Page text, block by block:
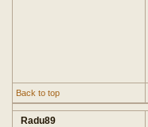
Back to top
Radu89